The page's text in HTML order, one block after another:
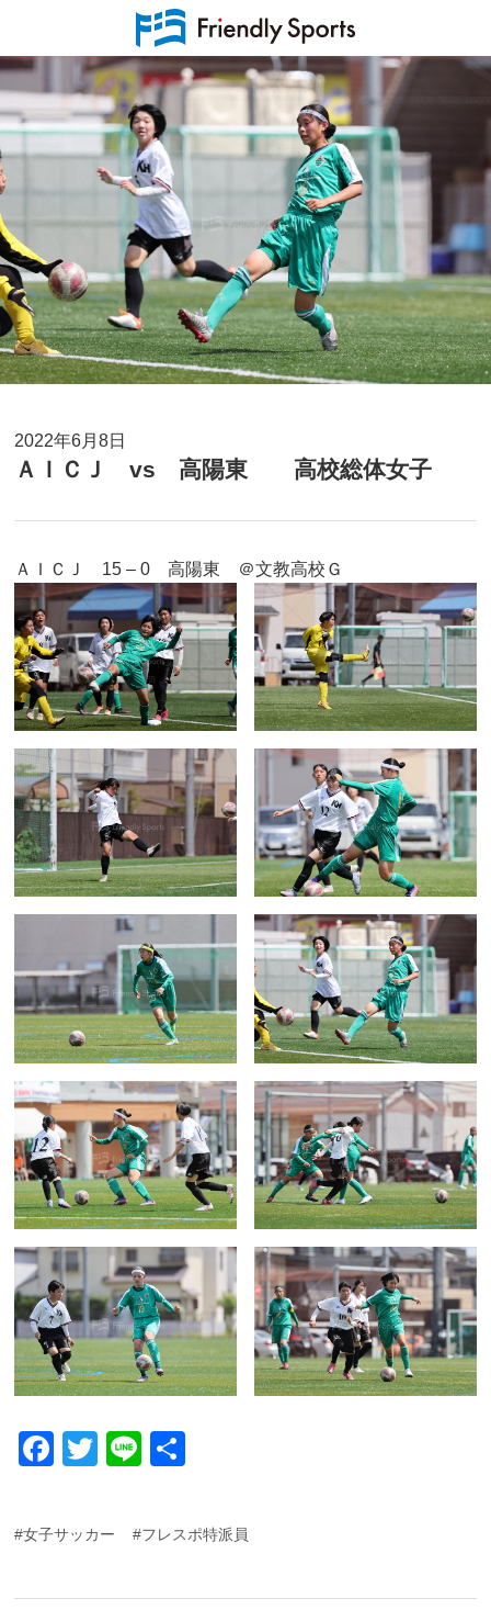
2022年6月8日
ＡＩＣＪ vs 高陽東 高校総体女子
ＡＩＣＪ 15 – 0 高陽東 ＠文教高校Ｇ
F
c
e
b
T
Li
e
#女子サッカー #フレスポ特派員